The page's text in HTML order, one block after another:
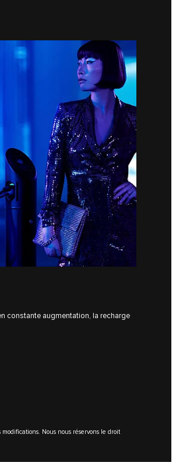
constante augmentation, la recharge
Nous nous réservons le droit